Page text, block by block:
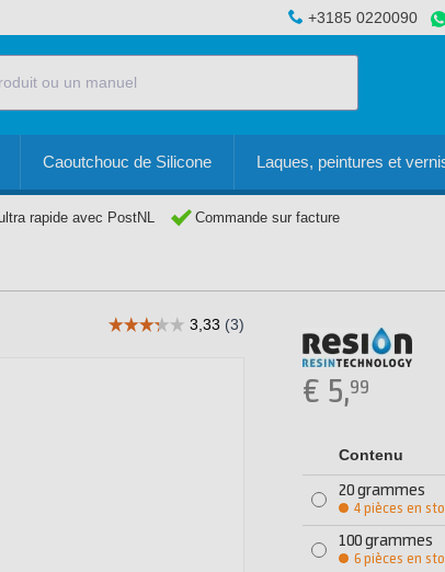
+3185 0220090
Caoutchouc de Silicone Laques, peintures et
rapide avec PostNL Commande sur facture
€ 5,99
Contenu
20 grammes
4 pièces en
100 grammes
6 pièces en